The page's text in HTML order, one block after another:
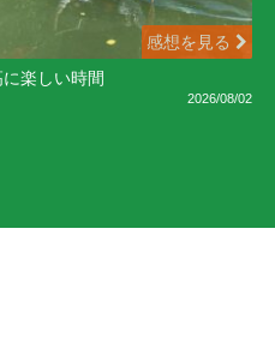
感想を見る
楽しい時間
2026/08/02